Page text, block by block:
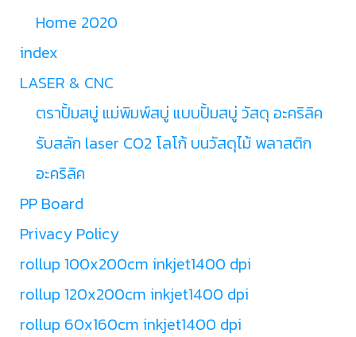
Home 2020
index
LASER & CNC
ตราปั้มสบู่ แม่พิมพ์สบู่ แบบปั้มสบู่ วัสดุ อะคริลิค
รับสลัก laser CO2 โลโก้ บนวัสดุไม้ พลาสติก
อะคริลิค
PP Board
Privacy Policy
rollup 100x200cm inkjet1400 dpi
rollup 120x200cm inkjet1400 dpi
rollup 60x160cm inkjet1400 dpi